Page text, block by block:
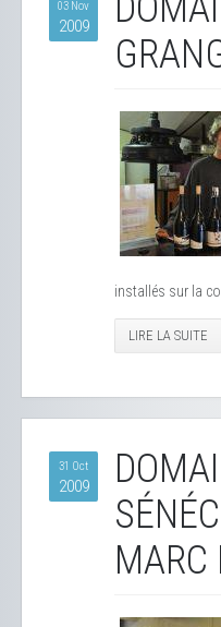
03 Nov
2009
installés sur la
LIRE LA SUITE
31 Oct
2009
MARC